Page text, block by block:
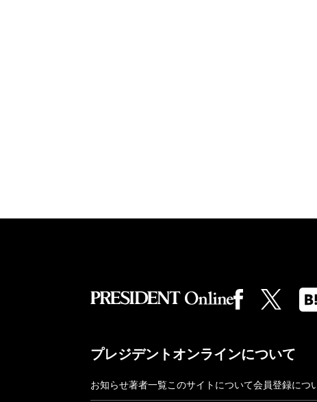
プレジデントオンラインについて
お知らせ著者一覧このサイトについて会員登録につ